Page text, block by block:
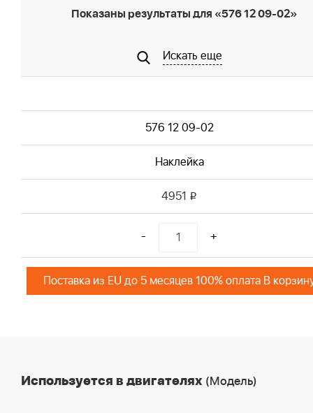
Показаны результаты для «576 12 09-02»
Искать еще
576 12 09-02
Наклейка
4951 i
- +
Поставка из EU до 5 месяцев 100% оплата В
Используется в двигателях (Модель)